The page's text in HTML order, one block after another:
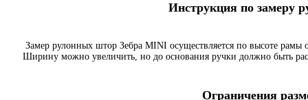
Инструкция по
Замер рулонных штор Зебра MINI осуществляется по высоте
Ширину можно увеличить, но до основания ручки должно быть
Ограничения